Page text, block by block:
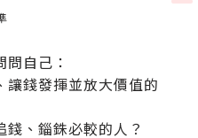
自己：
錢發揮並放大價值的
、錙銖必較的人？